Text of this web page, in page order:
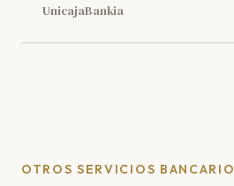
UnicajaBankia
OTROS SERVICIOS